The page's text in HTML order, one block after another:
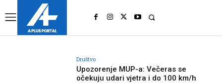
Društvo
Upozorenje MUP-a: Večeras se
očekuju udari vjetra i do 100 km/h